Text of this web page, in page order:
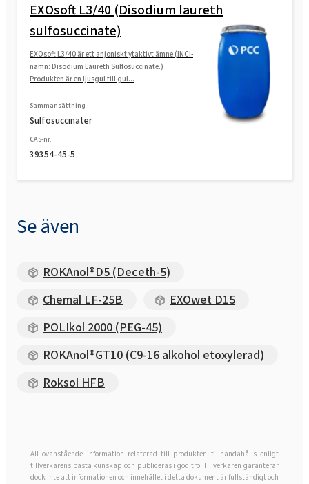
EXOsoft L3/40 (Disodium laureth
sulfosuccinate)
EXOsoft L3/40 är ett anjoniskt ytaktivt ämne (INCI-
namn: Disodium Laureth Sulfosuccinate.)
Produkten är en ljusgul till gul...
Sammansättning
Sulfosuccinater
CAS-nr.
39354-45-5
Se även
ROKAnol®D5 (Deceth-5)
Chemal LF-25B
EXOwet D15
POLIkol 2000 (PEG-45)
ROKAnol®GT10 (C9-16 alkohol etoxylerad)
Roksol HFB
All ovanstående information relaterad till produkten tillhandahålls enligt
tillverkarens bästa kunskap och publiceras i god tro. Tillverkaren garanterar
dock inte att informationen och innehållet i detta dokument är fullständigt och